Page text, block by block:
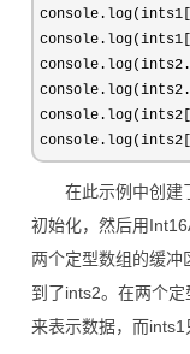
在此示例中创建了
初始化，然后用
两个定型数组的缓冲
到了ints2。在两个
来表示数据，而ints1